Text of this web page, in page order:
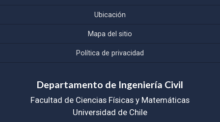
Ubicación
Mapa del sitio
Política de privacidad
Departamento de Ingeniería Civil
Facultad de Ciencias Físicas y Matemáticas
Universidad de Chile